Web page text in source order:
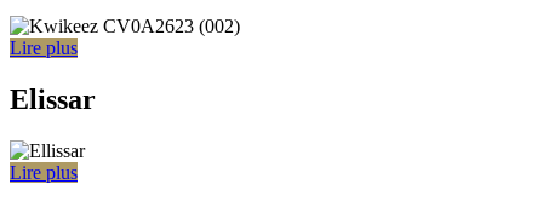
Lire plus
Elissar
Lire plus